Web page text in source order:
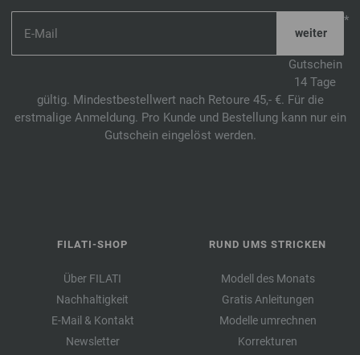
*
Gutschein
14 Tage
gültig. Mindestbestellwert nach Retoure 45,- €. Für die
erstmalige Anmeldung. Pro Kunde und Bestellung kann nur ein
Gutschein eingelöst werden.
FILATI-SHOP
Über FILATI
Nachhaltigkeit
E-Mail & Kontakt
Newsletter
RUND UMS STRICKEN
Modell des Monats
Gratis Anleitungen
Modelle umrechnen
Korrekturen